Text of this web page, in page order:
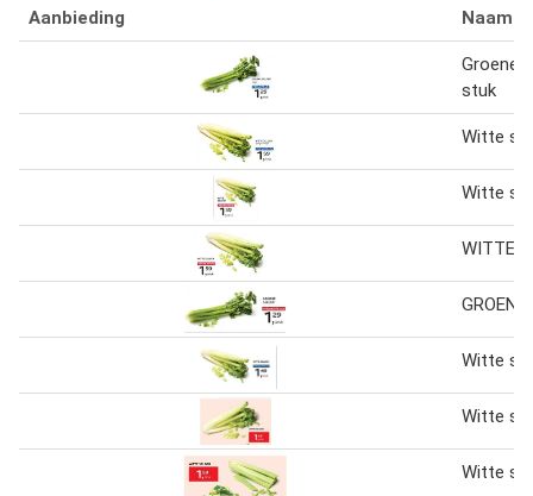
Aanbieding Naam
Groene
stuk
Witte
Witte
WITTE
GROENE
Witte
Witte
Witte